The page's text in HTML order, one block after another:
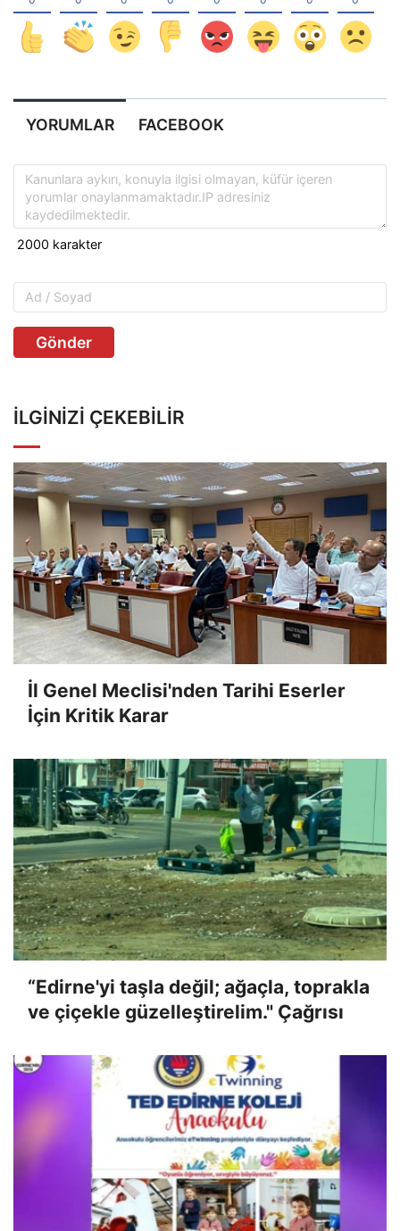
YORUMLAR FACEBOOK
Gönder
İLGINIZI ÇEKEBILIR
İl Genel Meclisi'nden Tarihi Eserler
İçin Kritik Karar
“Edirne'yi taşla değil; ağaçla, toprakla
ve çiçekle güzelleştirelim." Çağrısı